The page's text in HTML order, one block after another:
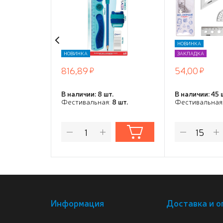
жевательной насадкой
антистресс, точилка с
текстурированной
поверхностью, ластик,
в упаковке с подвесом
НОВИНКА
816,89
В наличии: 8 шт.
Фестивальная: 8 шт.
угольника,
прозрачный,
НОВИНКА
ЗАКЛАДКА
54,00
В наличии: 45
Фестивальная:
Информация Доставка и